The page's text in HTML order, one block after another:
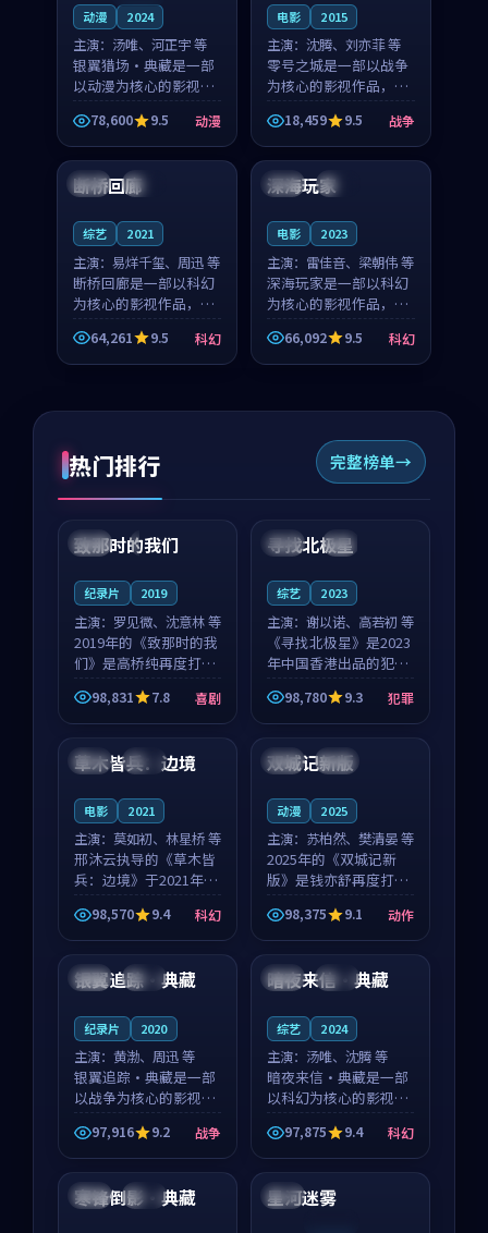
动漫 2024
主演： 汤唯、河正宇 等
银翼猎场·典藏是一部
以动漫为核心的影视作
品，围绕危机、反转与
人物成长展开，整体节
奏紧凑，值得推荐观
看。
78,600 9.5 动漫
电影 2015
主演： 沈腾、刘亦菲 等
零号之城是一部以战争
为核心的影视作品，围
绕危机、反转与人物成
长展开，整体节奏紧
凑，值得推荐观看。
18,459 9.5 战争
日本 高分
断桥回廊
综艺 2021
主演： 易烊千玺、周迅 等
断桥回廊是一部以科幻
为核心的影视作品，围
绕危机、反转与人物成
长展开，整体节奏紧
凑，值得推荐观看。
64,261 9.5 科幻
中国 热播
深海玩家
电影 2023
主演： 雷佳音、梁朝伟 等
深海玩家是一部以科幻
为核心的影视作品，围
绕危机、反转与人物成
长展开，整体节奏紧
凑，值得推荐观看。
66,092 9.5 科幻
热门排行 完整榜单
中国 4K
99:22
致那时的我们
纪录片 2019
主演： 罗见微、沈意林 等
2019年的《致那时的我
们》是高桥纯再度打磨
的喜剧佳作。中国大陆
的取景与都市寓言的氛
围相互成就，罗见微与
沈意林的对手戏自然克
制，让整部影片在悬
98,831 7.8 喜剧
中国 4K
99:18
寻找北极星
综艺 2023
主演： 谢以诺、高若初 等
《寻找北极星》是2023
年中国香港出品的犯罪
新作，主创团队希望用
公路冒险的故事让观众
停下来想一想。谢以诺
领衔，高若初担任重要
角色，戚南柯的叙事
98,780 9.3 犯罪
泰国 独播
草木皆兵：边境
电影 2021
主演： 莫如初、林星桥 等
邢沐云执导的《草木皆
兵：边境》于2021年面
世，泰国的城市气质与
校园青春的人物心境共
同构筑了影片基调。莫
如初、林星桥用细腻的
表演撑起整部科幻电
98,570 9.4 科幻
中国 独播
双城记新版
动漫 2025
主演： 苏柏然、樊清晏 等
2025年的《双城记新
版》是钱亦舒再度打磨
的动作佳作。中国大陆
的取景与沙漠探险的氛
围相互成就，苏柏然与
樊清晏的对手戏自然克
制，让整部影片在悬念
98,375 9.1 动作
法国 热播
银翼追踪·典藏
纪录片 2020
主演： 黄渤、周迅 等
银翼追踪·典藏是一部
以战争为核心的影视作
品，围绕危机、反转与
人物成长展开，整体节
奏紧凑，值得推荐观
看。
97,916 9.2 战争
中国 热播
暗夜来信·典藏
综艺 2024
主演： 汤唯、沈腾 等
暗夜来信·典藏是一部
以科幻为核心的影视作
品，围绕危机、反转与
人物成长展开，整体节
奏紧凑，值得推荐观
看。
97,875 9.4 科幻
中国 院线
寒锋倒影·典藏
韩国
星河迷雾